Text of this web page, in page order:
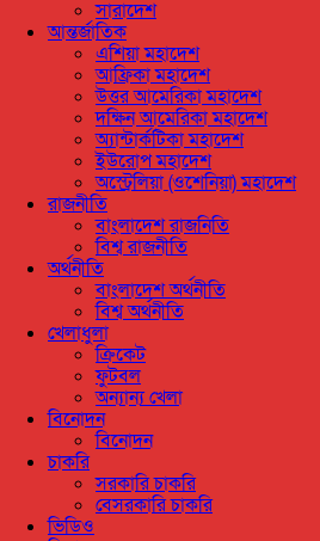
সারাদেশ
আন্তর্জাতিক
এশিয়া মহাদেশ
আফ্রিকা মহাদেশ
উত্তর আমেরিকা মহাদেশ
দক্ষিন আমেরিকা মহাদেশ
অ্যান্টার্কটিকা মহাদেশ
ইউরোপ মহাদেশ
অস্ট্রেলিয়া (ওশেনিয়া) মহাদেশ
রাজনীতি
বাংলাদেশ রাজনিতি
বিশ্ব রাজনীতি
অর্থনীতি
বাংলাদেশ অর্থনীতি
বিশ্ব অর্থনীতি
খেলাধুলা
ক্রিকেট
ফুটবল
অন্যান্য খেলা
বিনোদন
বিনোদন
চাকরি
সরকারি চাকরি
বেসরকারি চাকরি
ভিডিও